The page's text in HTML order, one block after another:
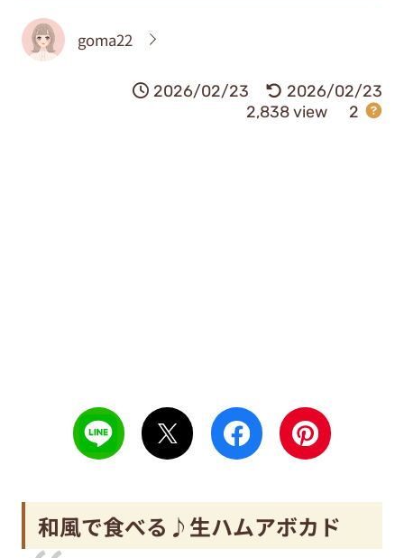
goma22
2026/02/23
2026/02/23
2,838 view
2
和風で食べる♪生ハムアボカド